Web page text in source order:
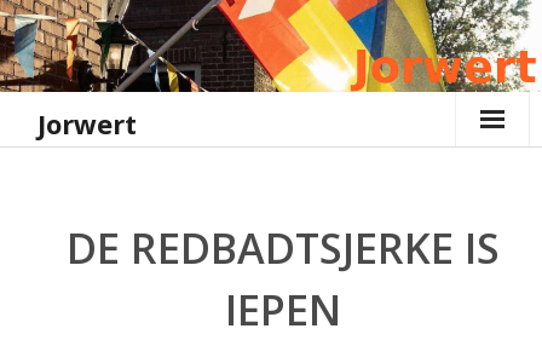
Ga
naar
de
Jorwert
DE REDBADTSJERKE IS
IEPEN